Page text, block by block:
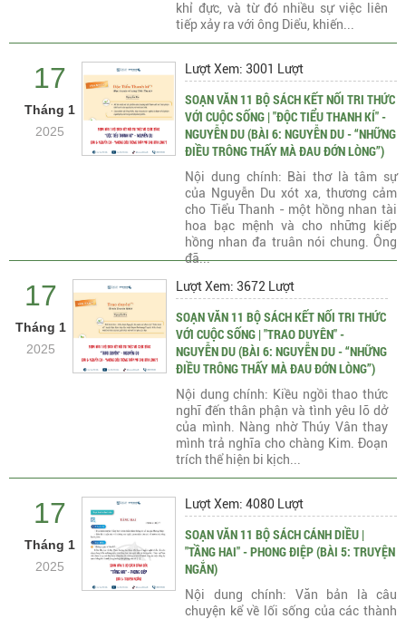
khỉ đực, và từ đó nhiều sự việc liên
tiếp xảy ra với ông Diểu, khiến...
17
Tháng 1
2025
Lượt Xem: 3001 Lượt
SOẠN VĂN 11 BỘ SÁCH KẾT NỐI TRI THỨC
VỚI CUỘC SỐNG | "ĐỘC TIỂU THANH KÍ" -
NGUYỄN DU (BÀI 6: NGUYỄN DU - “NHỮNG
ĐIỀU TRÔNG THẤY MÀ ĐAU ĐỚN LÒNG”)
Nội dung chính: Bài thơ là tâm sự
của Nguyễn Du xót xa, thương cảm
cho Tiểu Thanh - một hồng nhan tài
hoa bạc mệnh và cho những kiếp
hồng nhan đa truân nói chung. Ông
đã...
17
Tháng 1
2025
Lượt Xem: 3672 Lượt
SOẠN VĂN 11 BỘ SÁCH KẾT NỐI TRI THỨC
VỚI CUỘC SỐNG | "TRAO DUYÊN" -
NGUYỄN DU (BÀI 6: NGUYỄN DU - “NHỮNG
ĐIỀU TRÔNG THẤY MÀ ĐAU ĐỚN LÒNG”)
Nội dung chính: Kiều ngồi thao thức
nghĩ đến thân phận và tình yêu lỡ dở
của mình. Nàng nhờ Thúy Vân thay
mình trả nghĩa cho chàng Kim. Đoạn
trích thể hiện bi kịch...
17
Tháng 1
2025
Lượt Xem: 4080 Lượt
SOẠN VĂN 11 BỘ SÁCH CÁNH DIỀU |
"TẦNG HAI" - PHONG ĐIỆP (BÀI 5: TRUYỆN
NGẮN)
Nội dung chính: Văn bản là câu
chuyện kể về lối sống của các thành